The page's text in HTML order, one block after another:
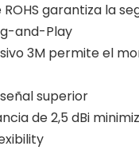
garantiza la
and-Play
3M permite el
superior
de 2,5 dBi